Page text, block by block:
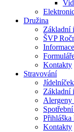
Družina
Základní
ŠVP
Kontakty
Stravování
Jídelníček
Základní
Alergeny
Přihláška
Kontakty